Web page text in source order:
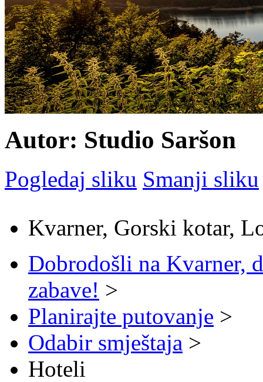
Autor: Studio Saršon
Pogledaj sliku Smanji sliku
Kvarner, Gorski kotar,
Dobrodošli na Kvarner,
zabave! >
Planirajte putovanje >
Odabir smještaja >
Hoteli